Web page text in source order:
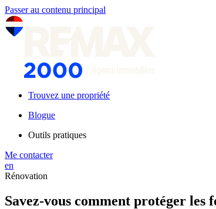
Passer au contenu principal
Trouvez une propriété
Blogue
Outils pratiques
Me contacter
en
Rénovation
Savez-vous comment protéger les